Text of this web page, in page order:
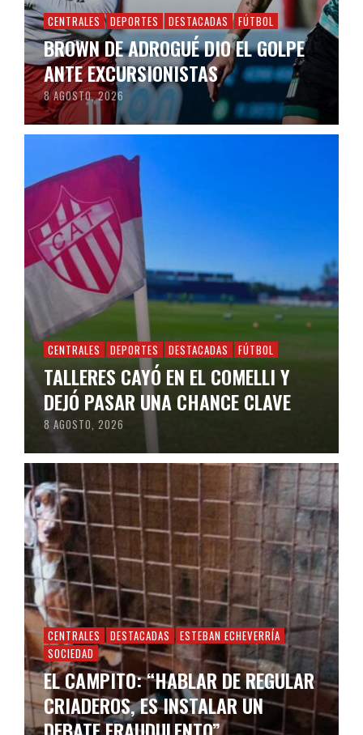
CENTRALES DEPORTES DESTACADAS FÚTBOL
BROWN DE ADROGUÉ DIO EL GOLPE
ANTE EXCURSIONISTAS
8 AGOSTO, 2026
CENTRALES DEPORTES DESTACADAS FÚTBOL
TALLERES CAYÓ EN EL COMELLI Y
DEJÓ PASAR UNA CHANCE CLAVE
8 AGOSTO, 2026
CENTRALES DESTACADAS
ESTEBAN ECHEVERRÍA
SOCIEDAD
EL CAMPITO: “HABLAR DE REGULAR
CRIADEROS, ES INSTALAR UN